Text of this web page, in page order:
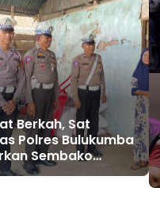
Berkah, Sat
Polres Bulukumba
Sembako
Warga Kurang